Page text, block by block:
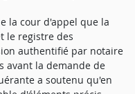
la cour d'appel que la
le registre des
authentifié par notaire
avant la demande de
a soutenu qu'en